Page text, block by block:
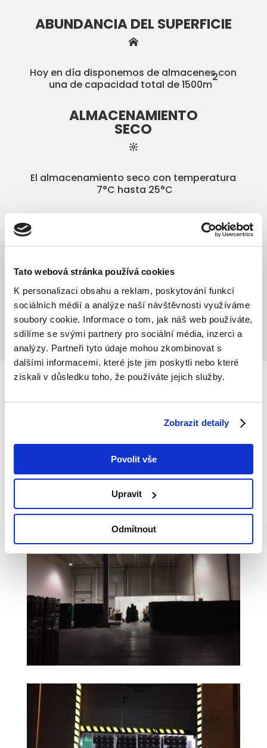
Tato webová stránka používá cookies
K personalizaci obsahu a reklam, poskytování funkcí
sociálních médií a analýze naší návštěvnosti využíváme
soubory cookie. Informace o tom, jak náš web používáte,
sdílíme se svými partnery pro sociální média, inzerci a
analýzy. Partneři tyto údaje mohou zkombinovat s
dalšími informacemi, které jste jim poskytli nebo které
získali v důsledku toho, že používáte jejich služby.
Zobrazit detaily
Povolit vše
Upravit
Odmítnout
ABUNDANCIA DEL SUPERFICIE
Hoy en día disponemos de almacenes con
una de capacidad total de 1500m
2
ALMACENAMIENTO
SECO
El almacenamiento seco con temperatura
7°C hasta 25°C
necesitan el almacenamiento refrigerado.
Refrigeración está de 2°C hasta 8°C.
¡ALMACENAMOS EN LOS
SISTEMAS DE ESTANTERÍA
Y EN SUPERFICIE LIBRE!